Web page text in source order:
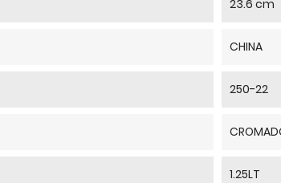
23.6 cm
CHINA
250-22
1.25LT